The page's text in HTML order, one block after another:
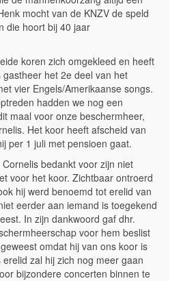
mocht van de KNZV de speld
die hoort bij 40 jaar
koren zich omgekleed en heeft
het 2e deel van het
vier Engels/Amerikaanse songs.
hadden we nog een
maal voor onze beschermheer,
Het koor heeft afscheid van
per 1 juli met pensioen gaat.
bedankt voor zijn niet
voor het koor. Zichtbaar ontroerd
hij werd benoemd tot erelid van
eerder aan iemand is toegekend
In zijn dankwoord gaf dhr.
voor hem beslist
omdat hij van ons koor is
zal hij zich nog meer gaan
bijzondere concerten binnen te